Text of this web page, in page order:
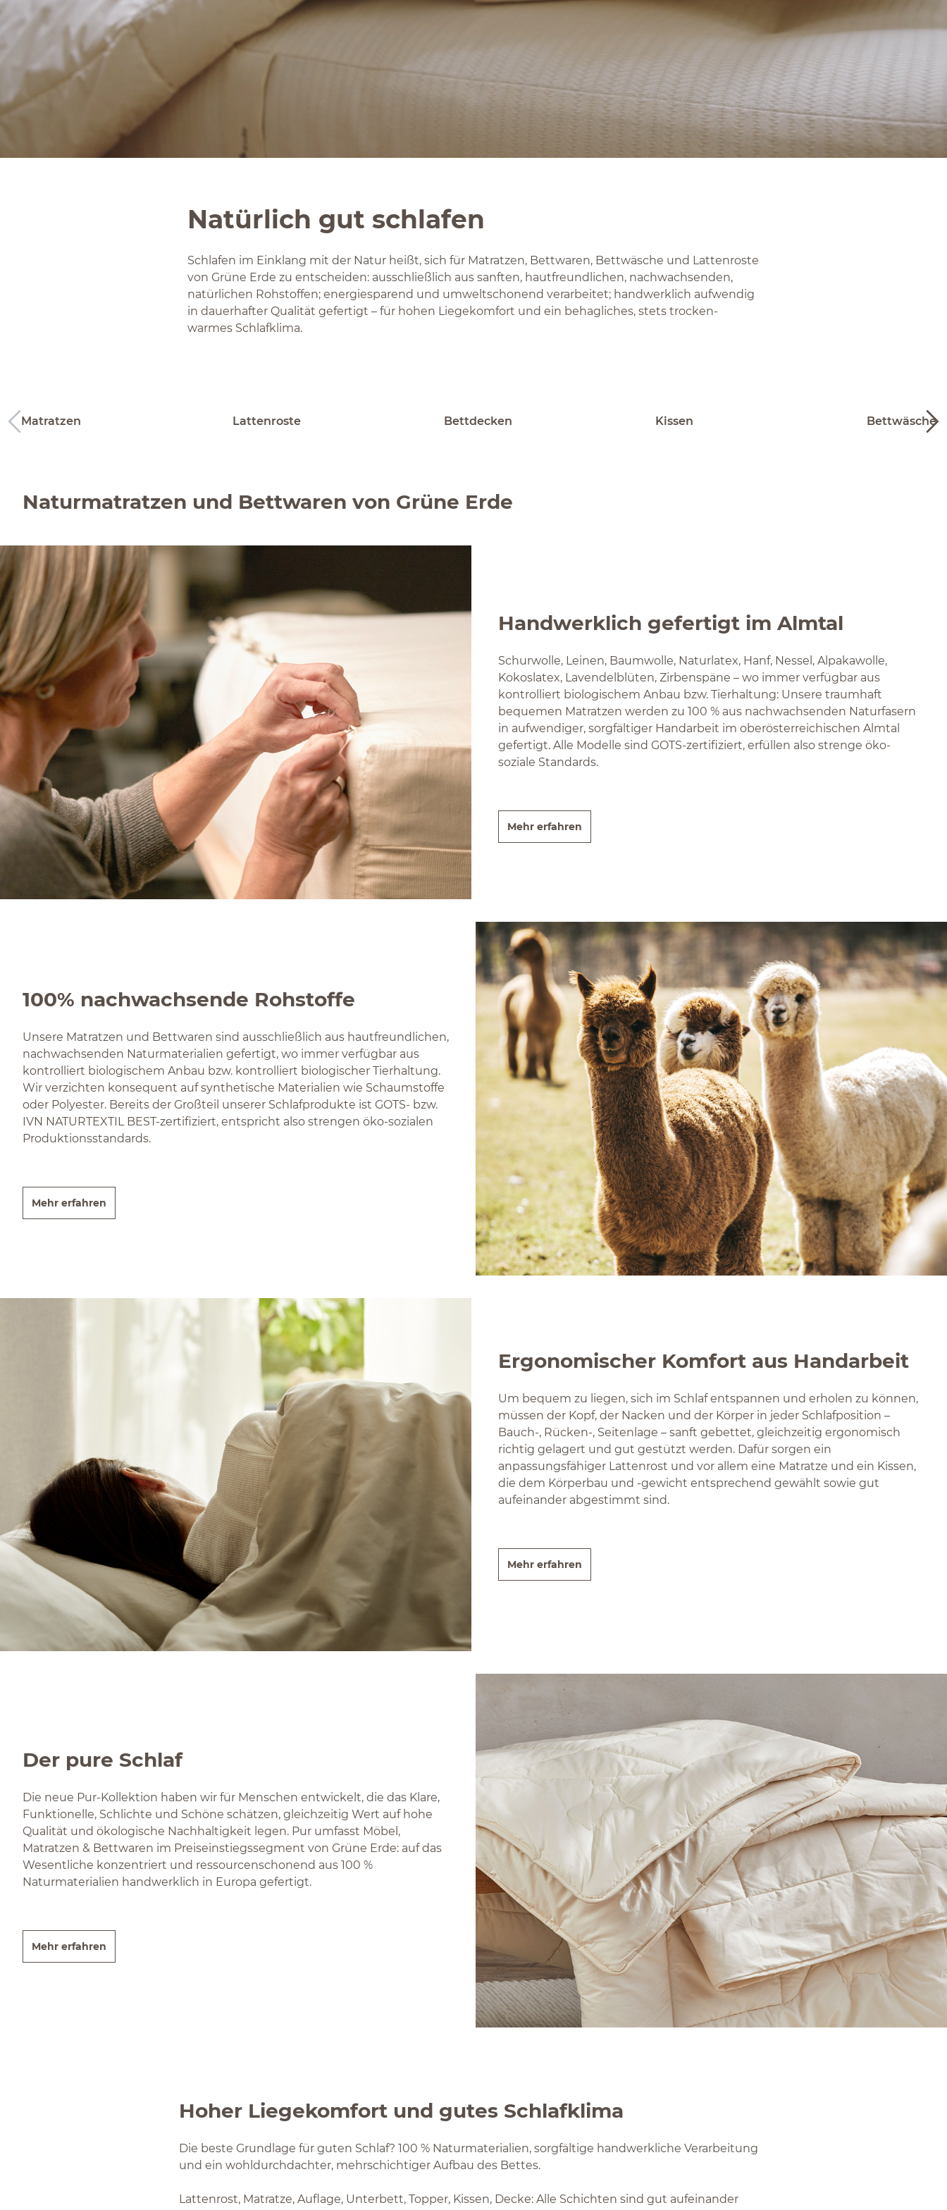
Natürlich gut schlafen
Schlafen im Einklang mit der Natur heißt, sich für Matratzen, Bettwaren, Bettwäsche und Lattenroste
von Grüne Erde zu entscheiden: ausschließlich aus sanften, hautfreundlichen, nachwachsenden,
natürlichen Rohstoffen; energiesparend und umweltschonend verarbeitet; handwerklich aufwendig
in dauerhafter Qualität gefertigt – für hohen Liegekomfort und ein behagliches, stets trocken-
warmes Schlafklima.
Matratzen Lattenroste Bettdecken Kissen Bettwäsche
Naturmatratzen und Bettwaren von Grüne Erde
Handwerklich gefertigt im Almtal
Schurwolle, Leinen, Baumwolle, Naturlatex, Hanf, Nessel, Alpakawolle,
Kokoslatex, Lavendelblüten, Zirbenspäne – wo immer verfügbar aus
kontrolliert biologischem Anbau bzw. Tierhaltung: Unsere traumhaft
bequemen Matratzen werden zu 100 % aus nachwachsenden Naturfasern
in aufwendiger, sorgfältiger Handarbeit im oberösterreichischen Almtal
gefertigt. Alle Modelle sind GOTS-zertifiziert, erfüllen also strenge öko-
soziale Standards.
Mehr erfahren
100% nachwachsende Rohstoffe
Unsere Matratzen und Bettwaren sind ausschließlich aus hautfreundlichen,
nachwachsenden Naturmaterialien gefertigt, wo immer verfügbar aus
kontrolliert biologischem Anbau bzw. kontrolliert biologischer Tierhaltung.
Wir verzichten konsequent auf synthetische Materialien wie Schaumstoffe
oder Polyester. Bereits der Großteil unserer Schlafprodukte ist GOTS- bzw.
IVN NATURTEXTIL BEST-zertifiziert, entspricht also strengen öko-sozialen
Produktionsstandards.
Mehr erfahren
Ergonomischer Komfort aus Handarbeit
Um bequem zu liegen, sich im Schlaf entspannen und erholen zu können,
müssen der Kopf, der Nacken und der Körper in jeder Schlafposition –
Bauch-, Rücken-, Seitenlage – sanft gebettet, gleichzeitig ergonomisch
richtig gelagert und gut gestützt werden. Dafür sorgen ein
anpassungsfähiger Lattenrost und vor allem eine Matratze und ein Kissen,
die dem Körperbau und -gewicht entsprechend gewählt sowie gut
aufeinander abgestimmt sind.
Mehr erfahren
Der pure Schlaf
Die neue Pur-Kollektion haben wir für Menschen entwickelt, die das Klare,
Funktionelle, Schlichte und Schöne schätzen, gleichzeitig Wert auf hohe
Qualität und ökologische Nachhaltigkeit legen. Pur umfasst Möbel,
Matratzen & Bettwaren im Preiseinstiegssegment von Grüne Erde: auf das
Wesentliche konzentriert und ressourcenschonend aus 100 %
Naturmaterialien handwerklich in Europa gefertigt.
Mehr erfahren
Hoher Liegekomfort und gutes Schlafklima
Die beste Grundlage für guten Schlaf? 100 % Naturmaterialien, sorgfältige handwerkliche Verarbeitung
und ein wohldurchdachter, mehrschichtiger Aufbau des Bettes.
Lattenrost, Matratze, Auflage, Unterbett, Topper, Kissen, Decke: Alle Schichten sind gut aufeinander